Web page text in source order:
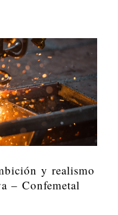
y realismo
– Confemetal